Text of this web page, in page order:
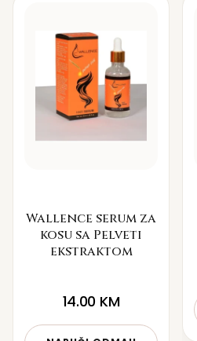
Wallence serum za
kosu sa Pelveti
ekstraktom
14.00 KM